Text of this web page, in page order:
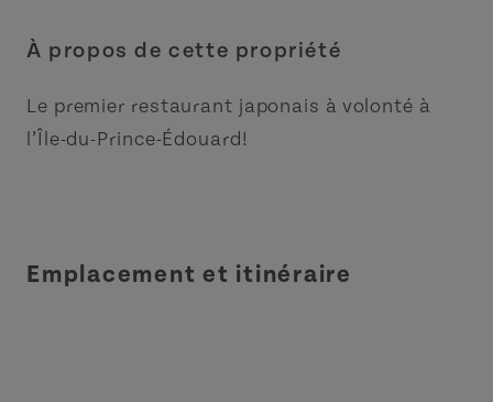
À propos de cette propriété
Le premier restaurant japonais à volonté à
l’Île-du-Prince-Édouard!
Emplacement et itinéraire